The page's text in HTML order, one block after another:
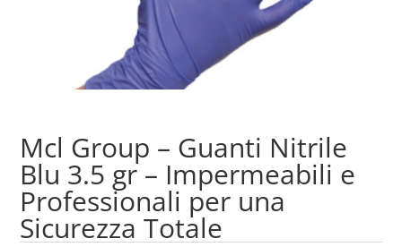
Mcl Group – Guanti Nitrile
Blu 3.5 gr – Impermeabili e
Professionali per una
Sicurezza Totale